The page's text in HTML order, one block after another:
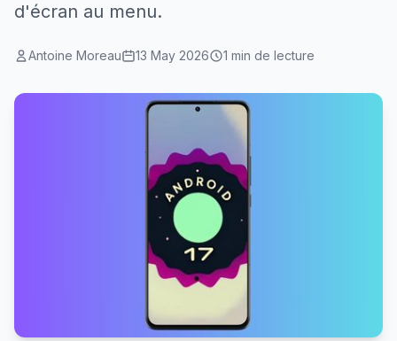
d'écran au menu.
Antoine Moreau 13 May 2026 1 min de lecture